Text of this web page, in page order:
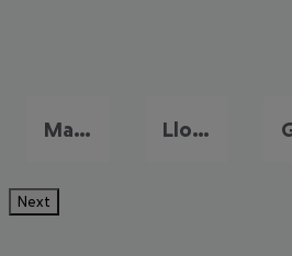
Malgrat de Mar Lloret de Mar
Next